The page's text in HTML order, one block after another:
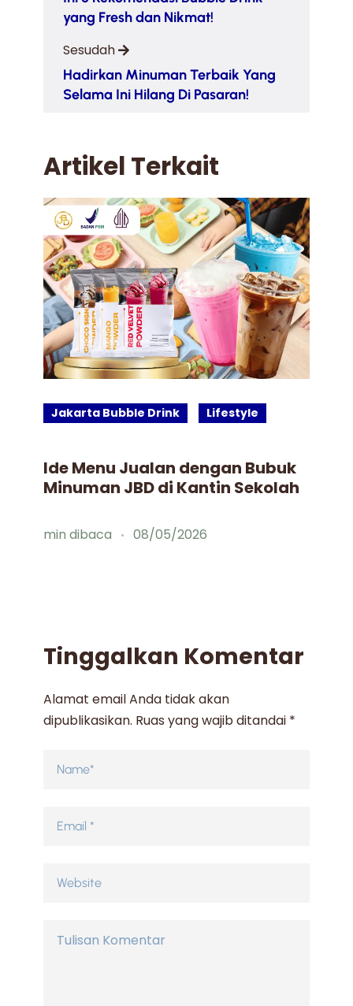
yang Fresh dan Nikmat!
Sesudah
Hadirkan Minuman Terbaik Yang
Selama Ini Hilang Di Pasaran!
Artikel Terkait
Jakarta Bubble Drink Lifestyle
Ide Menu Jualan dengan Bubuk
Minuman JBD di Kantin Sekolah
min dibaca 08/05/2026
Tinggalkan Komentar
Alamat email Anda tidak akan
dipublikasikan. Ruas yang wajib ditandai *